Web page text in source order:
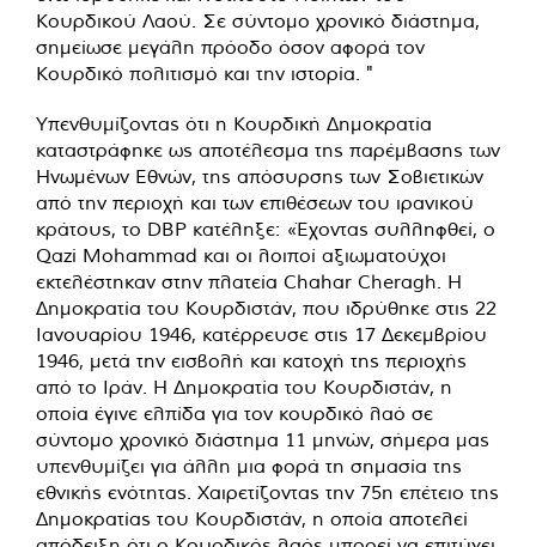
Κουρδικού Λαού. Σε σύντομο χρονικό διάστημα,
σημείωσε μεγάλη πρόοδο όσον αφορά τον
Κουρδικό πολιτισμό και την ιστορία. "
Υπενθυμίζοντας ότι η Κουρδική Δημοκρατία
καταστράφηκε ως αποτέλεσμα της παρέμβασης των
Ηνωμένων Εθνών, της απόσυρσης των Σοβιετικών
από την περιοχή και των επιθέσεων του ιρανικού
κράτους, το DBP ​​κατέληξε: «Έχοντας συλληφθεί, ο
Qazi Mohammad και οι λοιποί αξιωματούχοι
εκτελέστηκαν στην πλατεία Chahar Cheragh. Η
Δημοκρατία του Κουρδιστάν, που ιδρύθηκε στις 22
Ιανουαρίου 1946, κατέρρευσε στις 17 Δεκεμβρίου
1946, μετά την εισβολή και κατοχή της περιοχής
από το Ιράν. Η Δημοκρατία του Κουρδιστάν, η
οποία έγινε ελπίδα για τον κουρδικό λαό σε
σύντομο χρονικό διάστημα 11 μηνών, σήμερα μας
υπενθυμίζει για άλλη μια φορά τη σημασία της
εθνικής ενότητας. Χαιρετίζοντας την 75η επέτειο της
Δημοκρατίας του Κουρδιστάν, η οποία αποτελεί